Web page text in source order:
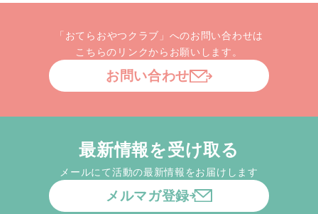
「おてらおやつクラブ」へのお問い合わせは
こちらのリンクからお願いします。
お問い合わせ
最新情報を受け取る
メールにて活動の最新情報をお届けします
メルマガ登録